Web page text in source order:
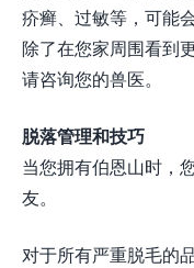
疥癣、过敏等，可能
除了在您家周围看到
请咨询您的兽医。
脱落管理和技巧
当您拥有伯恩山时，
友。
对于所有严重脱毛的